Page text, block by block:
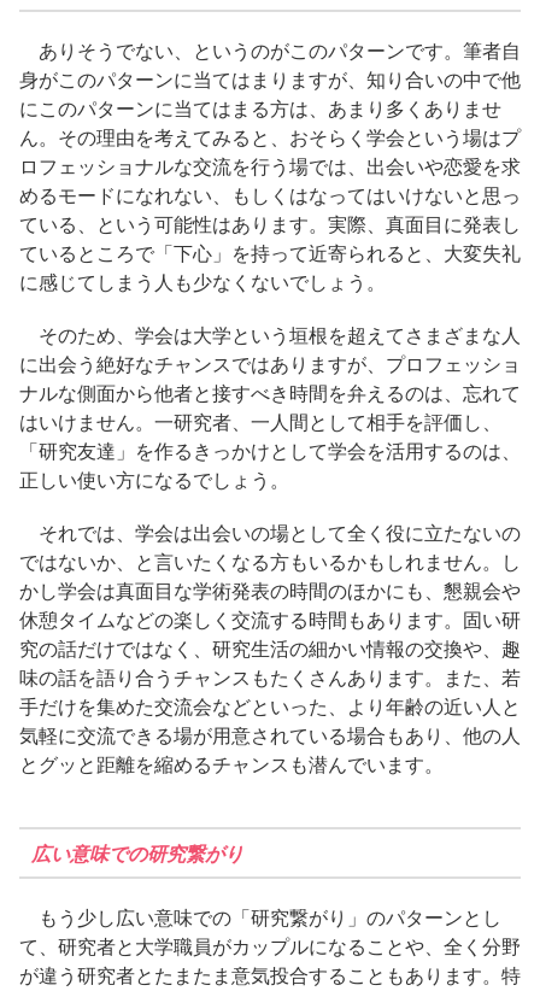
ありそうでない、というのがこのパターンです。筆者自
身がこのパターンに当てはまりますが、知り合いの中で他
にこのパターンに当てはまる方は、あまり多くありませ
ん。その理由を考えてみると、おそらく学会という場はプ
ロフェッショナルな交流を行う場では、出会いや恋愛を求
めるモードになれない、もしくはなってはいけないと思っ
ている、という可能性はあります。実際、真面目に発表し
ているところで「下心」を持って近寄られると、大変失礼
に感じてしまう人も少なくないでしょう。
そのため、学会は大学という垣根を超えてさまざまな人
に出会う絶好なチャンスではありますが、プロフェッショ
ナルな側面から他者と接すべき時間を弁えるのは、忘れて
はいけません。一研究者、一人間として相手を評価し、
「研究友達」を作るきっかけとして学会を活用するのは、
正しい使い方になるでしょう。
それでは、学会は出会いの場として全く役に立たないの
ではないか、と言いたくなる方もいるかもしれません。し
かし学会は真面目な学術発表の時間のほかにも、懇親会や
休憩タイムなどの楽しく交流する時間もあります。固い研
究の話だけではなく、研究生活の細かい情報の交換や、趣
味の話を語り合うチャンスもたくさんあります。また、若
手だけを集めた交流会などといった、より年齢の近い人と
気軽に交流できる場が用意されている場合もあり、他の人
とグッと距離を縮めるチャンスも潜んでいます。
広い意味での研究繋がり
もう少し広い意味での「研究繋がり」のパターンとし
て、研究者と大学職員がカップルになることや、全く分野
が違う研究者とたまたま意気投合することもあります。特